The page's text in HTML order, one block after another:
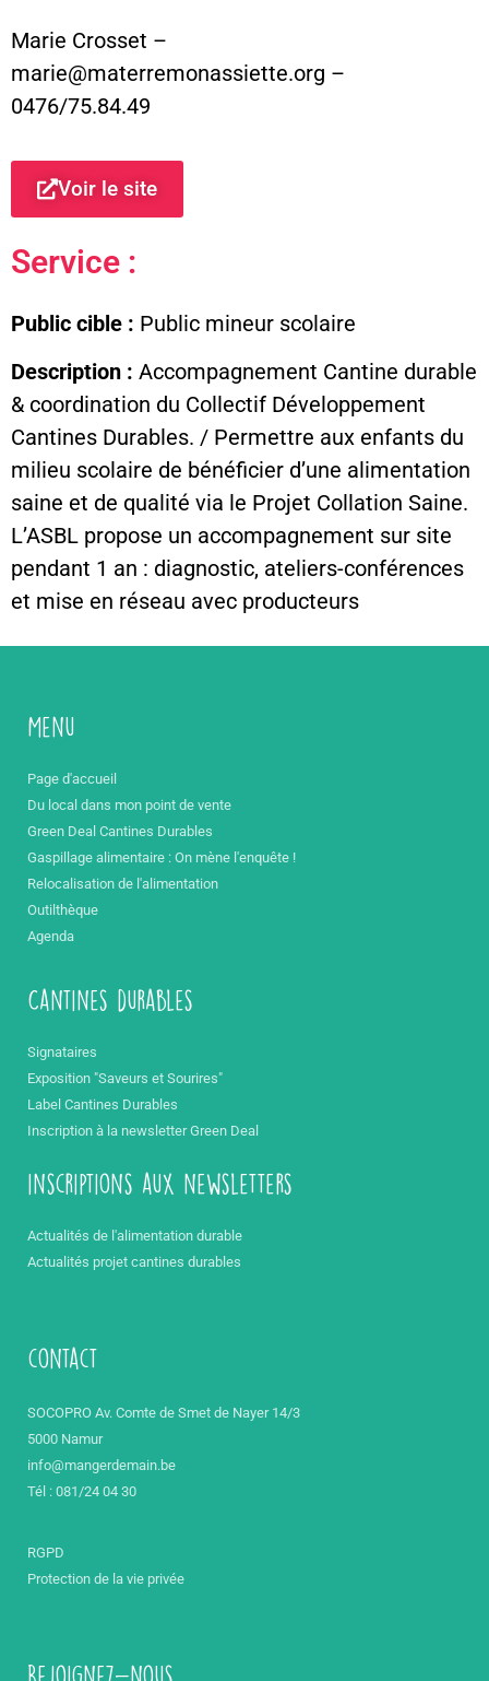
Marie Crosset –
marie@materremonassiette.org –
0476/75.84.49
Voir le site
Service :
Public cible : Public mineur scolaire
Description : Accompagnement Cantine durable
& coordination du Collectif Développement
Cantines Durables. / Permettre aux enfants du
milieu scolaire de bénéficier d’une alimentation
saine et de qualité via le Projet Collation Saine.
L’ASBL propose un accompagnement sur site
pendant 1 an : diagnostic, ateliers-conférences
et mise en réseau avec producteurs
Menu
Page d'accueil
Du local dans mon point de vente
Green Deal Cantines Durables
Gaspillage alimentaire : On mène l'enquête !
Relocalisation de l'alimentation
Outilthèque
Agenda
Cantines durables
Signataires
Exposition "Saveurs et Sourires"
Label Cantines Durables
Inscription à la newsletter Green Deal
inscriptions aux newsletters
Actualités de l'alimentation durable
Actualités projet cantines durables
contact
SOCOPRO Av. Comte de Smet de Nayer 14/3
5000 Namur
info@mangerdemain.be
Tél : 081/24 04 30
RGPD
Protection de la vie privée
Rejoignez-nous